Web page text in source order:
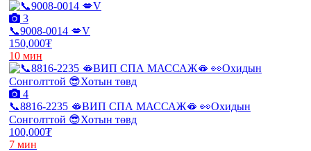
3
📞9008-0014 💋V
150,000₮
10 мин
4
📞8816-2235 🫦ВИП СПА МАССАЖ🫦 👀Охидын
Сонголттой 😎Хотын төвд
100,000₮
7 мин